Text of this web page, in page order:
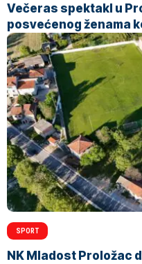
Večeras spektakl u
posvećenog ženama
SPORT
NK Mladost Proložac